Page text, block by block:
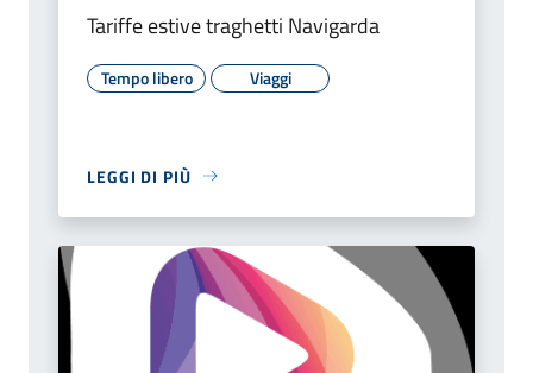
Tariffe estive traghetti Navigarda
Tempo libero Viaggi
LEGGI DI PIÙ